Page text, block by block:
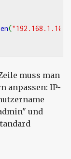
("192.168.1.10"
muss man
anpassen: IP-
und